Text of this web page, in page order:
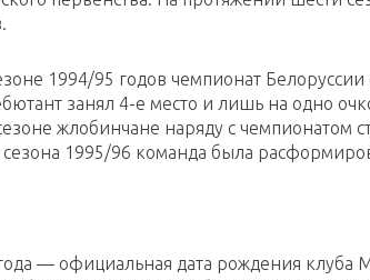
1994/95 годов чемпионат
занял 4-е место и лишь на одно
жлобинчане наряду с чемпионатом
сезона 1995/96 команда была
— официальная дата рождения клуба